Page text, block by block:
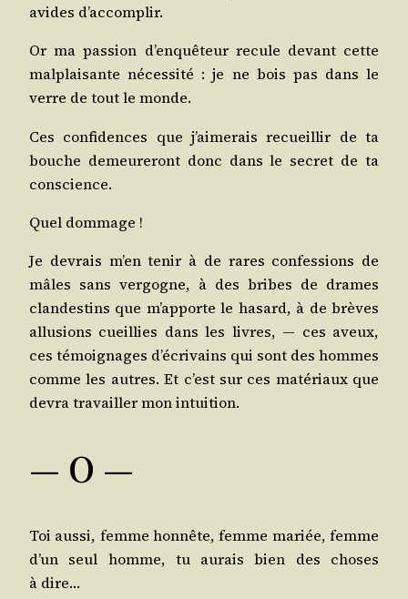
avides d’accomplir.
Or ma pas­sion d’en­quê­teur recule devant cette
mal­plai­sante néces­si­té : je ne bois pas dans le
verre de tout le monde.
Ces confi­dences que j’ai­me­rais recueillir de ta
bouche demeu­re­ront donc dans le secret de ta
conscience.
Quel dommage !
Je devrais m’en tenir à de rares confes­sions de
mâles sans ver­gogne, à des bribes de drames
clan­des­tins que m’ap­porte le hasard, à de brèves
allu­sions cueillies dans les livres, ― ces aveux,
ces témoi­gnages d’é­cri­vains qui sont des hommes
comme les autres. Et c’est sur ces maté­riaux que
devra tra­vailler mon intuition.
— O —
Toi aus­si, femme hon­nête, femme mariée, femme
d’un seul homme, tu aurais bien des choses
à dire…